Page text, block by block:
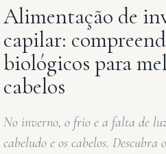
Alimentação de
capilar:
biológicos para
cabelos
No inverno, o frio e a falta de
cabeludo e os cabelos.